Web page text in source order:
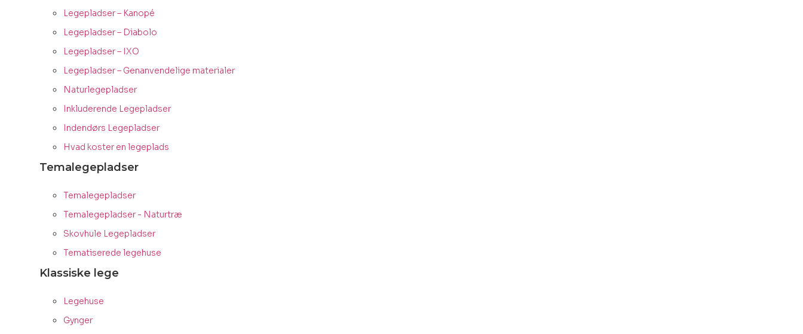
Legepladser – Kanopé
Legepladser – Diabolo
Legepladser – IXO
Legepladser – Genanvendelige materialer
Naturlegepladser
Inkluderende Legepladser
Indendørs Legepladser
Hvad koster en legeplads
Temalegepladser
Temalegepladser
Temalegepladser - Naturtræ
Skovhule Legepladser
Tematiserede legehuse
Klassiske lege
Legehuse
Gynger